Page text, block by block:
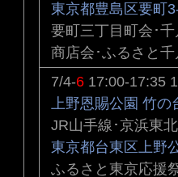
東京都豊島区要町
要町三丁目町会･
商店会･ふるさと
7/4-6 17:00-17:35
上野恩賜公園 竹の
JR山手線･京浜東
東京都台東区上野
ふるさと東京応援